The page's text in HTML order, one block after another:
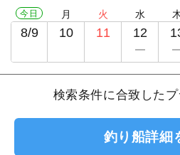
今日
8/9
月
10
火
11
水
12
検索条件に合致した
釣り船詳細